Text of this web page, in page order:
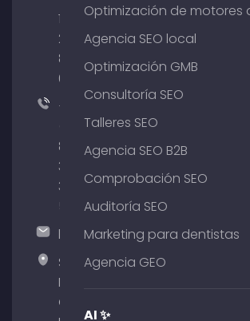
176
204
801
64
+49
89
380
375
hallo@timospecht.de
Specht
Marketing
GmbH –
Optimización de motores
Agencia SEO local
Optimización GMB
Consultoría SEO
Talleres SEO
Agencia SEO B2B
Comprobación SEO
Auditoría SEO
Marketing para dentistas
Agencia GEO
AI ✨